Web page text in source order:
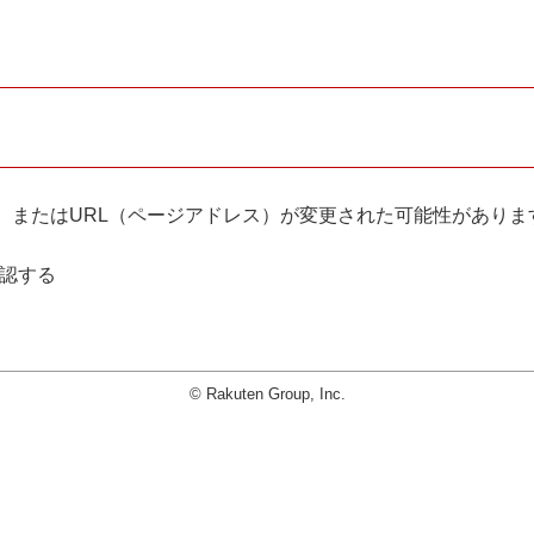
たはURL（ページアドレス）が変更された可能性がありま
する
© Rakuten Group, Inc.